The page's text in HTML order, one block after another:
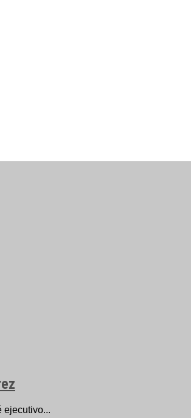
ejecutivo...